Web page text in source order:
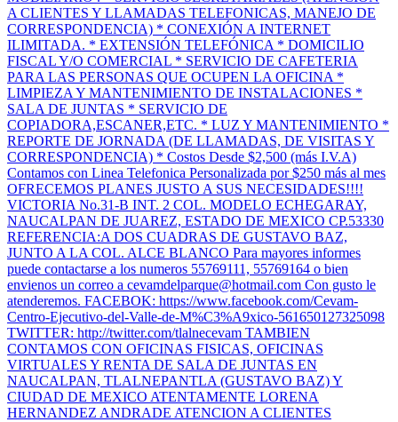
A CLIENTES Y LLAMADAS TELEFONICAS, MANEJO DE
CORRESPONDENCIA) * CONEXIÓN A INTERNET
ILIMITADA. * EXTENSIÓN TELEFÓNICA * DOMICILIO
FISCAL Y/O COMERCIAL * SERVICIO DE CAFETERIA
PARA LAS PERSONAS QUE OCUPEN LA OFICINA *
LIMPIEZA Y MANTENIMIENTO DE INSTALACIONES *
SALA DE JUNTAS * SERVICIO DE
COPIADORA,ESCANER,ETC. * LUZ Y MANTENIMIENTO *
REPORTE DE JORNADA (DE LLAMADAS, DE VISITAS Y
CORRESPONDENCIA) * Costos Desde $2,500 (más I.V.A)
Contamos con Linea Telefonica Personalizada por $250 más al mes
OFRECEMOS PLANES JUSTO A SUS NECESIDADES!!!!
VICTORIA No.31-B INT. 2 COL. MODELO ECHEGARAY,
NAUCALPAN DE JUAREZ, ESTADO DE MEXICO CP.53330
REFERENCIA:A DOS CUADRAS DE GUSTAVO BAZ,
JUNTO A LA COL. ALCE BLANCO Para mayores informes
puede contactarse a los numeros 55769111, 55769164 o bien
envienos un correo a cevamdelparque@hotmail.com Con gusto le
atenderemos. FACEBOK: https://www.facebook.com/Cevam-
Centro-Ejecutivo-del-Valle-de-M%C3%A9xico-561650127325098
TWITTER: http://twitter.com/tlalnecevam TAMBIEN
CONTAMOS CON OFICINAS FISICAS, OFICINAS
VIRTUALES Y RENTA DE SALA DE JUNTAS EN
NAUCALPAN, TLALNEPANTLA (GUSTAVO BAZ) Y
CIUDAD DE MEXICO ATENTAMENTE LORENA
HERNANDEZ ANDRADE ATENCION A CLIENTES